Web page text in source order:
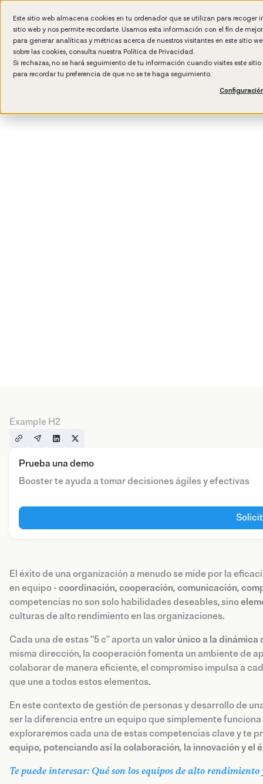
Este sitio web almacena cookies en tu ordenador que se utilizan para
sitio web y nos permite recordarte. Usamos esta información con el fin de
para generar analíticas y métricas acerca de nuestros visitantes en este sitio
sobre las cookies, consulta nuestra Política de Privacidad.
Si rechazas, no se hará seguimiento de tu información cuando visites este
para recordar tu preferencia de que no se te haga seguimiento.
Example H2
Prueba una demo
Booster te ayuda a tomar decisiones ágiles y efectivas
El éxito de una organización a menudo se mide por la
en equipo - coordinación, cooperación, comunicación,
competencias no son solo habilidades deseables, sino
culturas de alto rendimiento en las organizaciones.
Cada una de estas "5 c" aporta un valor único a la dinámica
misma dirección, la cooperación fomenta un ambiente de
colaborar de manera eficiente, el compromiso impulsa a
que une a todos estos elementos.
En este contexto de gestión de personas y desarrollo de
ser la diferencia entre un equipo que simplemente
exploraremos cada una de estas competencias clave y te
equipo, potenciando así la colaboración, la innovación y el
Te puede interesar: Qué son los equipos de alto rendimiento